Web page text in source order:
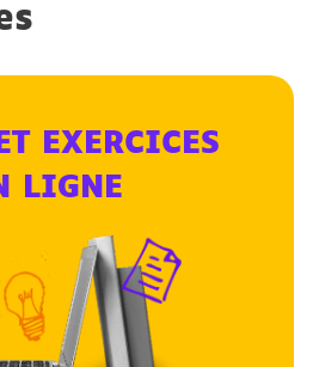
EXERCICES
LIGNE